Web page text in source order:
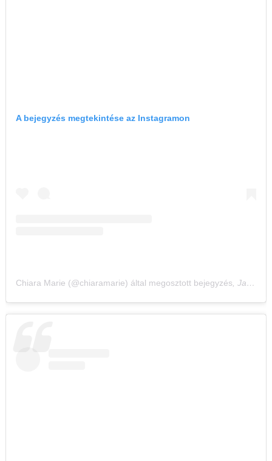
A bejegyzés megtekintése az Instagramon
Chiara Marie (@chiaramarie) által megosztott bejegyzés Jan 21., 2020, időpont: 9:42 (PST időzóna szerint)